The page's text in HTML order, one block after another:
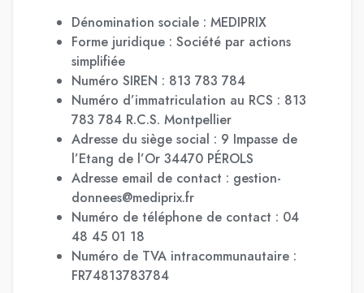
Dénomination sociale : MEDIPRIX
Forme juridique : Société par actions
simplifiée
Numéro SIREN : 813 783 784
Numéro d’immatriculation au RCS : 813
783 784 R.C.S. Montpellier
Adresse du siège social : 9 Impasse de
l’Etang de l’Or 34470 PÉROLS
Adresse email de contact : gestion-
donnees@mediprix.fr
Numéro de téléphone de contact : 04
48 45 01 18
Numéro de TVA intracommunautaire :
FR74813783784